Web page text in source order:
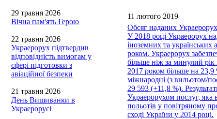
29 травня 2026
Вічна пам'ять Герою
22 травня 2026
Украерорух підтвердив
відповідність вимогам у
сфері підготовки з
авіаційної безпеки
21 травня 2026
День Вишиванки в
Украерорусі
11 лютого 2019
Обсяг наданих
У 2018 році Украерорух
іноземних та
роком. Украерорух
більше ніж за минулий рік
2017 роком більше на 23,9
міжнародні (з вильотом/
29 593 (+11,8 %).
Украерорухом послуг, яка
польотів у повітряному
сході України у 2014 році.